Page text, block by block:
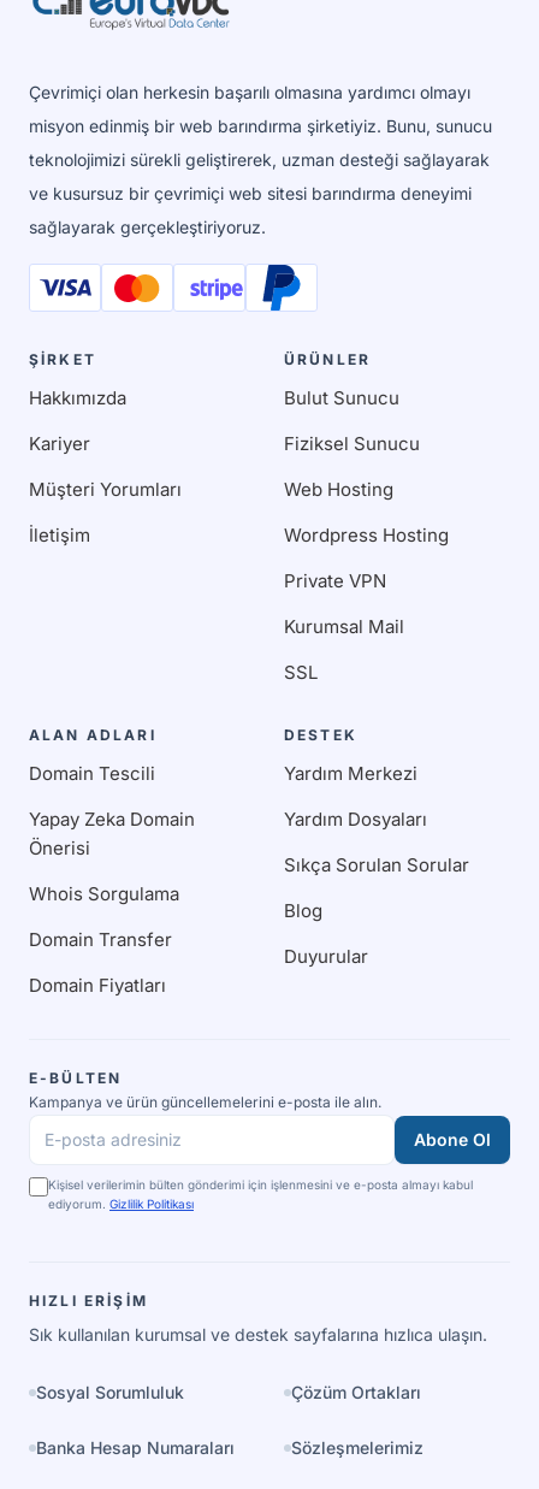
Çevrimiçi olan herkesin başarılı olmasına yardımcı olmayı
misyon edinmiş bir web barındırma şirketiyiz. Bunu, sunucu
teknolojimizi sürekli geliştirerek, uzman desteği sağlayarak
ve kusursuz bir çevrimiçi web sitesi barındırma deneyimi
sağlayarak gerçekleştiriyoruz.
ŞİRKET
Hakkımızda
Kariyer
Müşteri Yorumları
İletişim
ÜRÜNLER
Bulut Sunucu
Fiziksel Sunucu
Web Hosting
Wordpress Hosting
Private VPN
Kurumsal Mail
SSL
ALAN ADLARI
Domain Tescili
Yapay Zeka Domain
Önerisi
Whois Sorgulama
Domain Transfer
Domain Fiyatları
DESTEK
Yardım Merkezi
Yardım Dosyaları
Sıkça Sorulan Sorular
Blog
Duyurular
E-BÜLTEN
Kampanya ve ürün güncellemelerini e-posta ile alın.
E-posta adresiniz
Abone Ol
Kişisel verilerimin bülten gönderimi için işlenmesini ve e-posta almayı kabul
ediyorum. Gizlilik Politikası
HIZLI ERIŞIM
Sık kullanılan kurumsal ve destek sayfalarına hızlıca ulaşın.
Sosyal Sorumluluk Çözüm Ortakları
Banka Hesap Numaraları Sözleşmelerimiz